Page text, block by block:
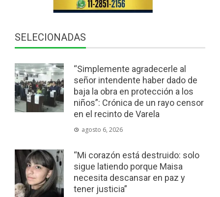
SELECIONADAS
“Simplemente agradecerle al
señor intendente haber dado de
baja la obra en protección a los
niños”: Crónica de un rayo censor
en el recinto de Varela
agosto 6, 2026
“Mi corazón está destruido: solo
sigue latiendo porque Maisa
necesita descansar en paz y
tener justicia”